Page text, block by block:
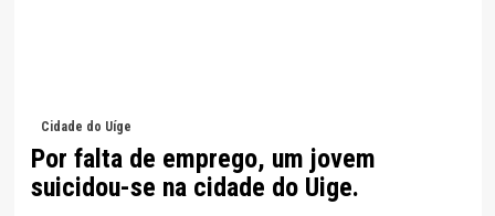
Cidade do Uíge
Por falta de emprego, um jovem
suicidou-se na cidade do Uige.